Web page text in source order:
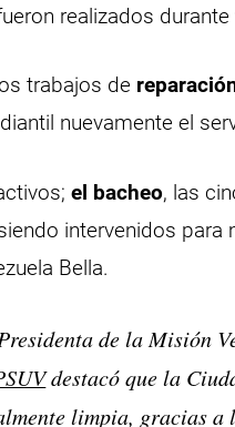
realizados durante
trabajos de
nuevamente el
el bacheo, las
intervenidos para
Bella.
de la Misión
destacó que la
limpia, gracias a